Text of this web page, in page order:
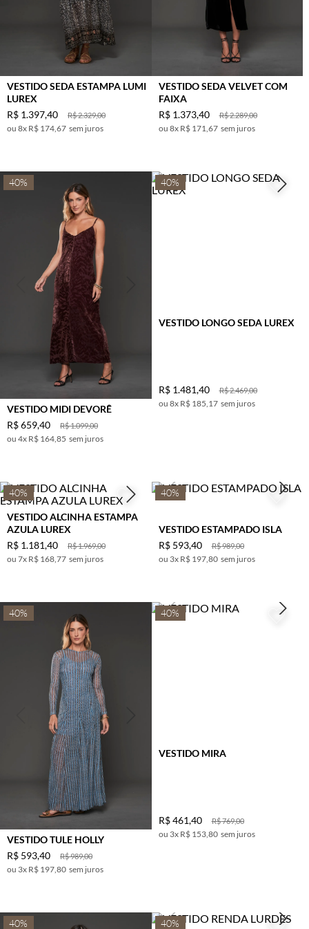
VESTIDO SEDA ESTAMPA LUMI
LUREX
R$2.329,00
R$ 1.397,40
8x R$ 174,67 sem juros
VESTIDO SEDA VELVET COM
FAIXA
R$2.289,00
R$ 1.373,40
8x R$ 171,67 sem juros
40%
VESTIDO MIDI DEVORÊ
R$1.099,00
R$659,40
4x R$ 164,85 sem juros
40%
VESTIDO LONGO SEDA LUREX
R$2.469,00
R$ 1.481,40
8x R$ 185,17 sem juros
40%
VESTIDO ALCINHA ESTAMPA
AZULA LUREX
R$1.969,00
R$ 1.181,40
7x R$ 168,77 sem juros
40%
VESTIDO ESTAMPADO ISLA
R$989,00
R$ 593,40
3x R$ 197,80 sem juros
40%
VESTIDO TULE HOLLY
R$989,00
R$ 593,40
3x R$ 197,80 sem juros
40%
VESTIDO MIRA
R$769,00
R$ 461,40
3x R$ 153,80 sem juros
40% 40%